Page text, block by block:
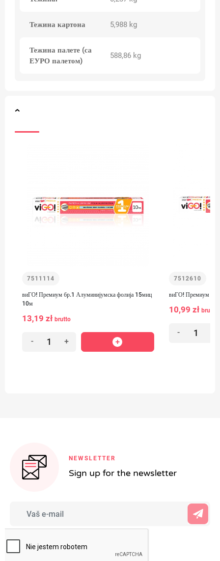
Тежина картона 5,988 kg
Тежина палете (са
ЕУРО палетом)
588,86 kg
7511114
виГО! Премиум бр.1 Алуминијумска фолија 15миц
10м
13,19 zł brutto
- +
7512610
виГО! Премиум
10,99 zł brutto
-
NEWSLETTER
Sign up for the newsletter